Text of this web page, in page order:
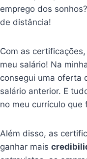
emprego dos
de distância!
Com as
meu salário! Na
consegui uma oferta
salário anterior. E
no meu currículo que
Além disso, as
ganhar mais